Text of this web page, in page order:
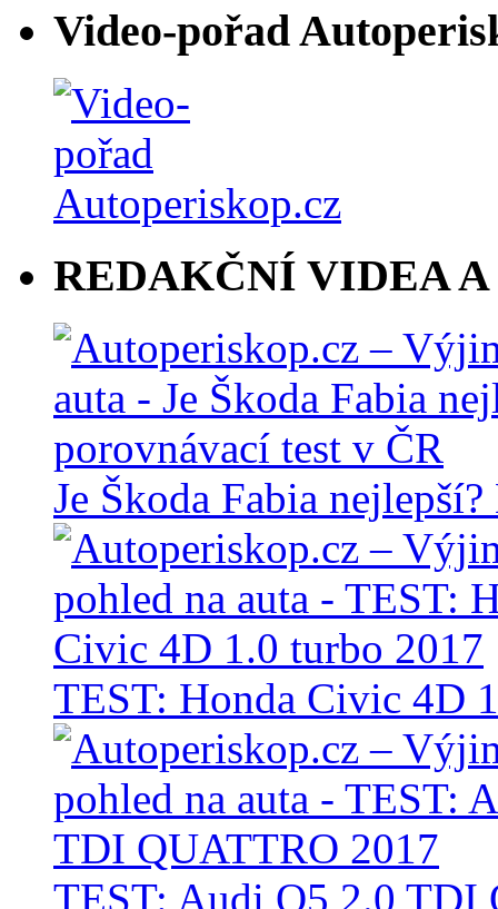
Video-pořad
REDAKČNÍ VIDEA A
Je Škoda Fabia
TEST: Honda Civic 4D
TEST: Audi Q5 2.0 TDI